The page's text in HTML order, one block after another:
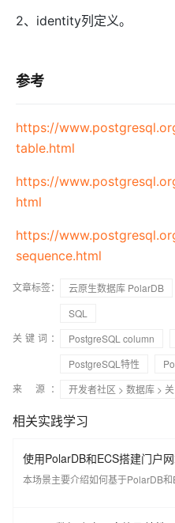
2、identity列定义。
参考
https://
table.html
https://
html
https://
sequence.html
文章标签： 云原生数据库 PolarDB
SQL
关键词：
PostgreSQL column
PostgreSQL特性
来 源：
开发者社区 > 数据库 >
相关实践学习
使用PolarDB和ECS搭建门户
本场景主要介绍如何基于PolarDB和